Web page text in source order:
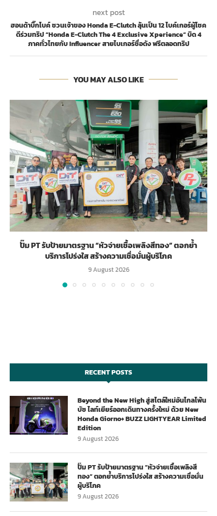
next post
ฮอนด้าบิ๊กไบค์ ชวนเจ้าของ Honda E-Clutch ลุ้นเป็น 12 ไบค์เกอร์ผู้โชค
ดีร่วมทริป “Honda E-Clutch The 4 Exclusive Xperience” บิด 4
ภาคทั่วไทยกับ Influencer สายไบเกอร์ชื่อดัง ฟรีตลอดทริป
YOU MAY ALSO LIKE
ปั๊ม PT รับป้ายมาตรฐาน “หัวจ่ายเชื้อเพลิงสีทอง” ตอกย้ำ
บริการโปร่งใส สร้างความเชื่อมั่นผู้บริโภค
9 August 2026
RECENT POSTS
Beyond the New High สู่สไตล์ใหม่อันไกลโพ้น
บัซ ไลท์เยียร์ออกเดินทางครั้งใหม่ ด้วย New
Honda Giorno+ BUZZ LIGHTYEAR Limited
Edition
9 August 2026
ปั๊ม PT รับป้ายมาตรฐาน “หัวจ่ายเชื้อเพลิงสี
ทอง” ตอกย้ำบริการโปร่งใส สร้างความเชื่อมั่น
ผู้บริโภค
9 August 2026